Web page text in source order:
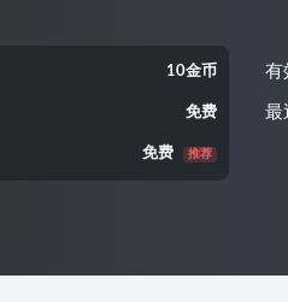
10金币
免费
免费 推荐
有
最